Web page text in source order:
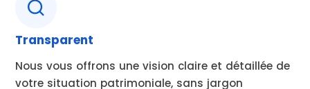
Transparent
Nous vous offrons une vision claire et détaillée de
votre situation patrimoniale, sans jargon